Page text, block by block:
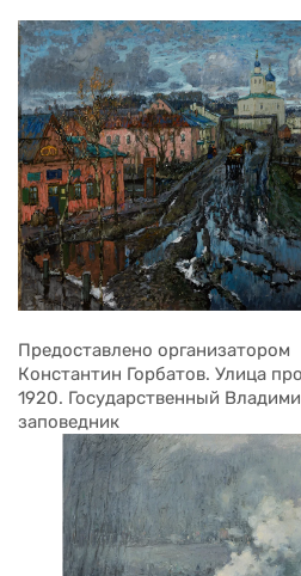
Предоставлено организатором
Константин Горбатов. Улица
1920. Государственный
заповедник